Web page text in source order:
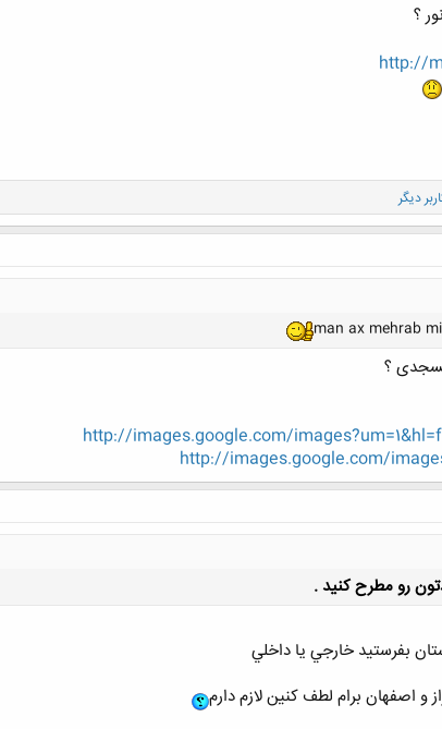
؟
http://
man ax mehrab
؟
http://images.google.com/
http://images.google.com/
رو مطرح کنید .
بفرستيد خارجي يا داخلي
اصفهان برام لطف كنين لازم دارم